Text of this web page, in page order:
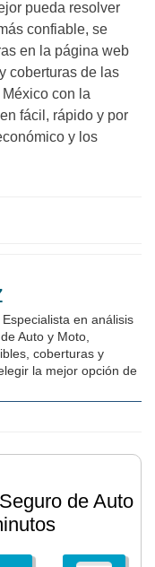
pueda resolver
confiable, se
en la página web
coberturas de las
México con la
fácil, rápido y por
y los
en análisis
Auto y Moto,
coberturas y
la mejor opción de
de Auto